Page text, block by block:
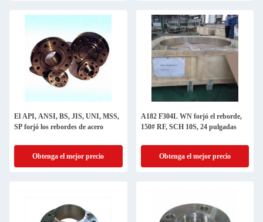
El API, ANSI, BS, JIS, UNI, MSS,
SP forjó los rebordes de acero
Obtenga el mejor precio
A182 F304L WN forjó el reborde,
150# RF, SCH 10S, 24 pulgadas
Obtenga el mejor precio